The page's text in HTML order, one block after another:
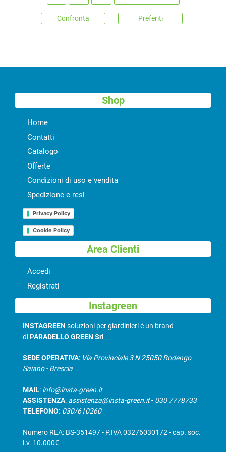
Confronta Preferiti
Shop
Home
Contatti
Catalogo
Offerte
Condizioni di uso e vendita
Spedizione e resi
Privacy Policy
Cookie Policy
Area Clienti
Accedi
Registrati
Instagreen
INSTAGREEN soluzioni per giardinieri è un brand
diPARADELLO GREEN Srl
SEDE OPERATIVA: Via Provinciale 3 N 25050 Rodengo
Saiano - Brescia
MAIL: info@insta-green.it
ASSISTENZA: assistenza@insta-green.it- 030 7778733
TELEFONO: 030/610260
Numero REA: BS-351497 - P.IVA 03276030172 - cap. soc.
i.v. 10.000€